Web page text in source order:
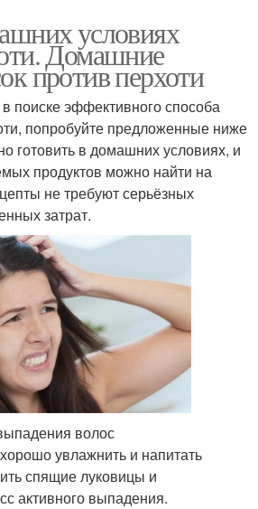
условиях
Домашние
против перхоти
поиске эффективного способа
попробуйте предложенные ниже
готовить в домашних условиях, и
продуктов можно найти на
не требуют серьёзных
затрат.
волос
увлажнить и напитать
спящие луковицы и
активного выпадения.